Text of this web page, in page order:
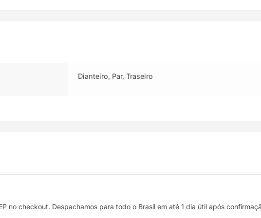
Dianteiro, Par, Traseiro
no checkout. Despachamos para todo o Brasil em até 1 dia útil após